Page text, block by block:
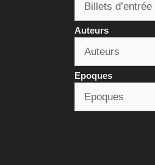
Auteurs
Epoques